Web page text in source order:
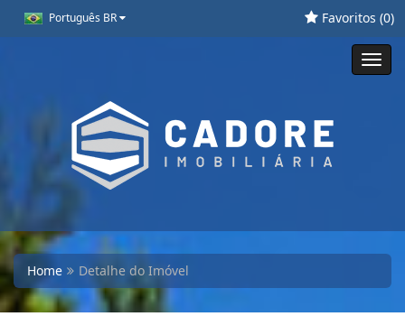
Português BR Favoritos (0)
Home Detalhe do Imóvel